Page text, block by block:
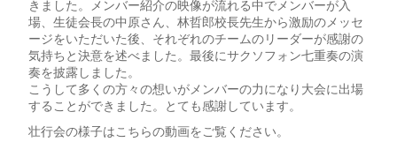
きました。メンバー紹介の映像が流れる中でメンバーが入
場、生徒会長の中原さん、林哲郎校長先生から激励のメッセ
ージをいただいた後、それぞれのチームのリーダーが感謝の
気持ちと決意を述べました。最後にサクソフォン七重奏の演
奏を披露しました。
こうして多くの方々の想いがメンバーの力になり大会に出場
することができました。とても感謝しています。
壮行会の様子はこちらの動画をご覧ください。